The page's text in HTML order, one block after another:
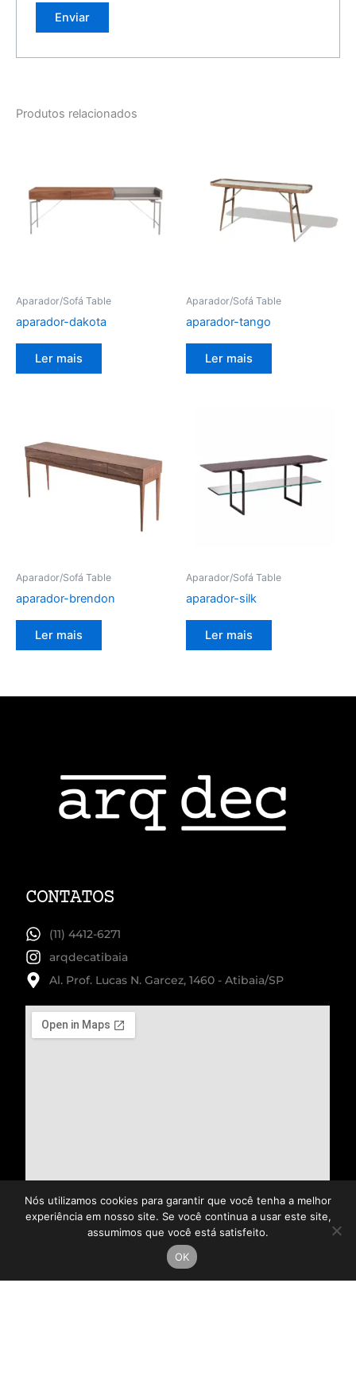
Produtos relacionados
Aparador/Sofá Table
aparador-dakota
Ler mais
Aparador/Sofá Table
aparador-tango
Ler mais
Aparador/Sofá Table
aparador-brendon
Ler mais
Aparador/Sofá Table
aparador-silk
Ler mais
CONTATOS
(11) 4412-6271
arqdecatibaia
Al. Prof. Lucas N. Garcez, 1460 - Atibaia/SP
Nós utilizamos cookies para garantir que você tenha a melhor
experiência em nosso site. Se você continua a usar este site,
assumimos que você está satisfeito.
OK